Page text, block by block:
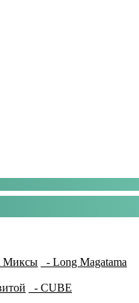
Миксы - Long Magatama
- CUBE